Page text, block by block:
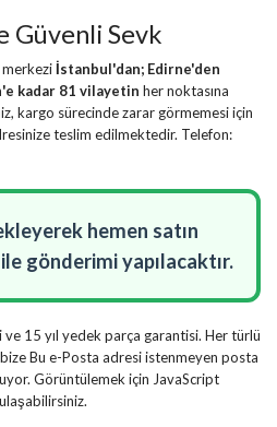
Güvenli Sevk
İstanbul'dan; Edirne'den
kadar 81 vilayetin her noktasına
kargo sürecinde zarar görmemesi için
teslim edilmektedir. Telefon:
hemen satın
gönderimi yapılacaktır.
ve 15 yıl yedek parça garantisi. Her türlü
Bu e-Posta adresi istenmeyen posta
Görüntülemek için JavaScript